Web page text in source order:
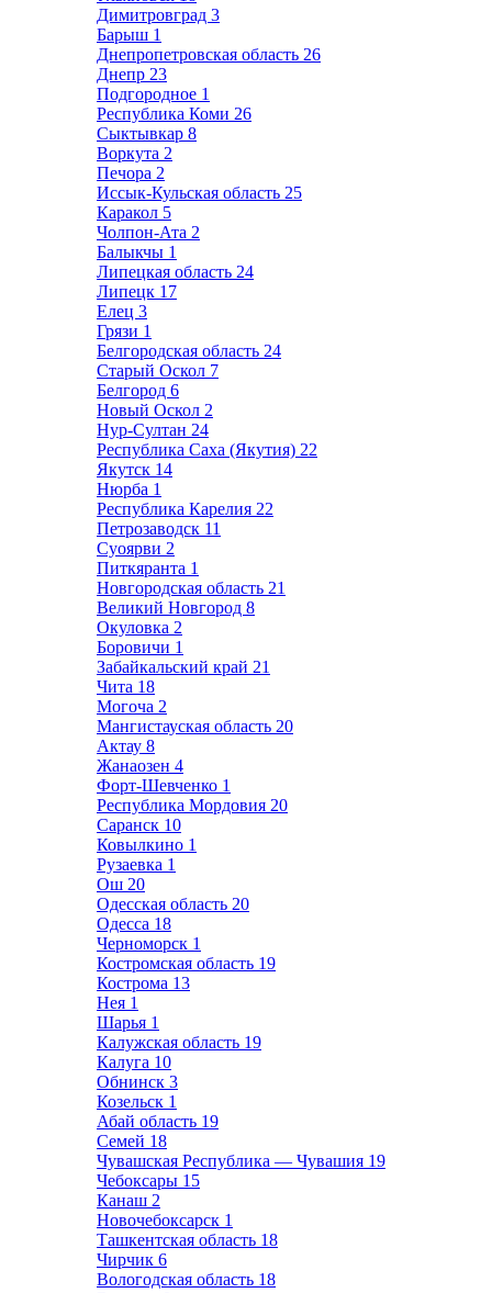
Димитровград 3
Барыш 1
Днепропетровская область 26
Днепр 23
Подгородное 1
Республика Коми 26
Сыктывкар 8
Воркута 2
Печора 2
Иссык-Кульская область 25
Каракол 5
Чолпон-Ата 2
Балыкчы 1
Липецкая область 24
Липецк 17
Елец 3
Грязи 1
Белгородская область 24
Старый Оскол 7
Белгород 6
Новый Оскол 2
Нур-Султан 24
Республика Саха (Якутия) 22
Якутск 14
Нюрба 1
Республика Карелия 22
Петрозаводск 11
Суоярви 2
Питкяранта 1
Новгородская область 21
Великий Новгород 8
Окуловка 2
Боровичи 1
Забайкальский край 21
Чита 18
Могоча 2
Мангистауская область 20
Актау 8
Жанаозен 4
Форт-Шевченко 1
Республика Мордовия 20
Саранск 10
Ковылкино 1
Рузаевка 1
Ош 20
Одесская область 20
Одесса 18
Черноморск 1
Костромская область 19
Кострома 13
Нея 1
Шарья 1
Калужская область 19
Калуга 10
Обнинск 3
Козельск 1
Абай область 19
Семей 18
Чувашская Республика — Чувашия 19
Чебоксары 15
Канаш 2
Новочебоксарск 1
Ташкентская область 18
Чирчик 6
Вологодская область 18